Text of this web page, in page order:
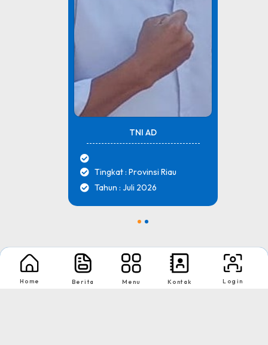
TNI AD
Tingkat : Provinsi Riau
Tahun : Juli 2026
Nikmati Cara Mudah dan Menyenangkan Ketika Membaca Buku, Update
Informasi Sekolah Hanya Dalam Genggaman
Home Berita Menu Kontak Login